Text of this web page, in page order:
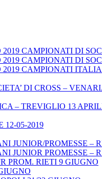
CAMPIONATI DI
CAMPIONATI DI
CAMPIONATI
DI CROSS –
– TREVIGLIO 13
12-05-2019
JUNIOR/PROMESSE –
JUNIOR PROMESSE –
PROM. RIETI 9 GIUGNO